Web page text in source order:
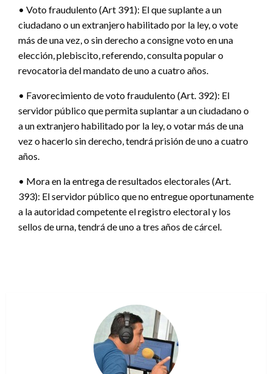
• Voto fraudulento (Art 391): El que suplante a un
ciudadano o un extranjero habilitado por la ley, o vote
más de una vez, o sin derecho a consigne voto en una
elección, plebiscito, referendo, consulta popular o
revocatoria del mandato de uno a cuatro años.
• Favorecimiento de voto fraudulento (Art. 392): El
servidor público que permita suplantar a un ciudadano o
a un extranjero habilitado por la ley, o votar más de una
vez o hacerlo sin derecho, tendrá prisión de uno a cuatro
años.
• Mora en la entrega de resultados electorales (Art.
393): El servidor público que no entregue oportunamente
a la autoridad competente el registro electoral y los
sellos de urna, tendrá de uno a tres años de cárcel.